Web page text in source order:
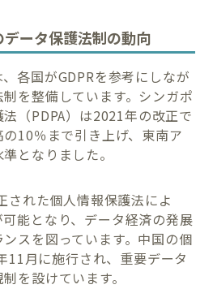
ータ保護法制の動向
各国がGDPRを参考にしなが
を整備しています。シンガポ
（PDPA）は2021年の改正で
10％まで引き上げ、東南ア
となりました。
された個人情報保護法によ
能となり、データ経済の発展
スを図っています。中国の個
11月に施行され、重要データ
を設けています。